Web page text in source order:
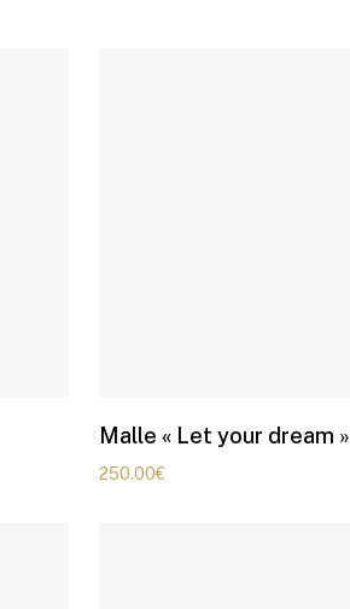
Malle « Let your dream »
250.00€